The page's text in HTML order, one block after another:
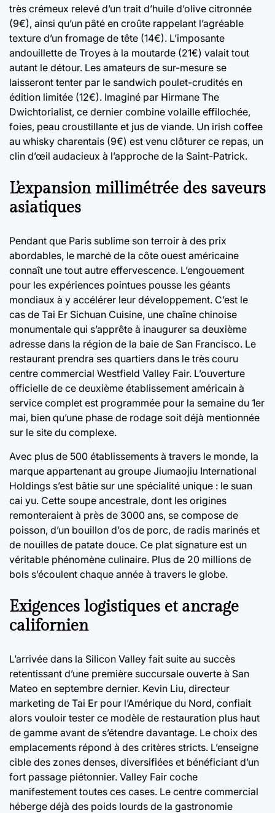
très crémeux relevé d’un trait d’huile d’olive citronnée
(9€), ainsi qu’un pâté en croûte rappelant l’agréable
texture d’un fromage de tête (14€). L’imposante
andouillette de Troyes à la moutarde (21€) valait tout
autant le détour. Les amateurs de sur-mesure se
laisseront tenter par le sandwich poulet-crudités en
édition limitée (12€). Imaginé par Hirmane The
Dwichtorialist, ce dernier combine volaille effilochée,
foies, peau croustillante et jus de viande. Un irish coffee
au whisky charentais (9€) est venu clôturer ce repas, un
clin d’œil audacieux à l’approche de la Saint-Patrick.
L’expansion millimétrée des saveurs
asiatiques
Pendant que Paris sublime son terroir à des prix
abordables, le marché de la côte ouest américaine
connaît une tout autre effervescence. L’engouement
pour les expériences pointues pousse les géants
mondiaux à y accélérer leur développement. C’est le
cas de Tai Er Sichuan Cuisine, une chaîne chinoise
monumentale qui s’apprête à inaugurer sa deuxième
adresse dans la région de la baie de San Francisco. Le
restaurant prendra ses quartiers dans le très couru
centre commercial Westfield Valley Fair. L’ouverture
officielle de ce deuxième établissement américain à
service complet est programmée pour la semaine du 1er
mai, bien qu’une phase de rodage soit déjà mentionnée
sur le site du complexe.
Avec plus de 500 établissements à travers le monde, la
marque appartenant au groupe Jiumaojiu International
Holdings s’est bâtie sur une spécialité unique : le suan
cai yu. Cette soupe ancestrale, dont les origines
remonteraient à près de 3000 ans, se compose de
poisson, d’un bouillon d’os de porc, de radis marinés et
de nouilles de patate douce. Ce plat signature est un
véritable phénomène culinaire. Plus de 20 millions de
bols s’écoulent chaque année à travers le globe.
Exigences logistiques et ancrage
californien
L’arrivée dans la Silicon Valley fait suite au succès
retentissant d’une première succursale ouverte à San
Mateo en septembre dernier. Kevin Liu, directeur
marketing de Tai Er pour l’Amérique du Nord, confiait
alors vouloir tester ce modèle de restauration plus haut
de gamme avant de s’étendre davantage. Le choix des
emplacements répond à des critères stricts. L’enseigne
cible des zones denses, diversifiées et bénéficiant d’un
fort passage piétonnier. Valley Fair coche
manifestement toutes ces cases. Le centre commercial
héberge déjà des poids lourds de la gastronomie